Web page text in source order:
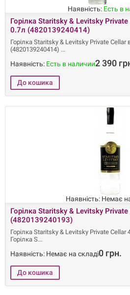
Наявність: Есть в
Горілка Staritsky & Levitsky
0.7л (4820139240414)
Горілка Staritsky & Levitsky Private Cellar
(4820139240414)
Наявність: Есть в наличии2 390
Наявність: Немає
Горілка Staritsky & Levitsky
(4820139240193)
Горілка Staritsky & Levitsky Private Cellar
Горілка S
Наявність: Немає на складі0 грн.